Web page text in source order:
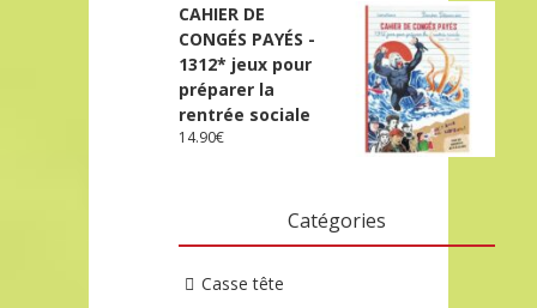
CAHIER DE
CONGÉS PAYÉS -
1312* jeux pour
préparer la
rentrée sociale
14.90€
Catégories
Casse tête